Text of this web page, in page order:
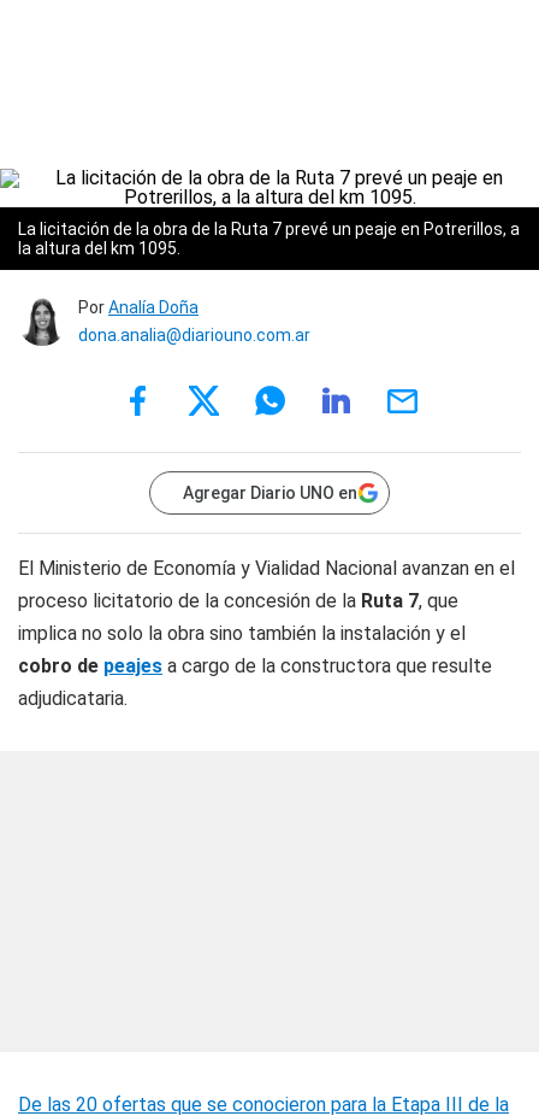
La licitación de la obra de la Ruta 7 prevé un peaje en Potrerillos, a
la altura del km 1095.
PorAnalía Doña
dona.analia@diariouno.com.ar
Agregar Diario UNO en
El Ministerio de Economía y Vialidad Nacional avanzan en el
proceso licitatorio de la concesión de la Ruta 7, que
implica no solo la obra sino también la instalación y el
cobro de peajes a cargo de la constructora que resulte
adjudicataria.
De las 20 ofertas que se conocieron para la Etapa III de la